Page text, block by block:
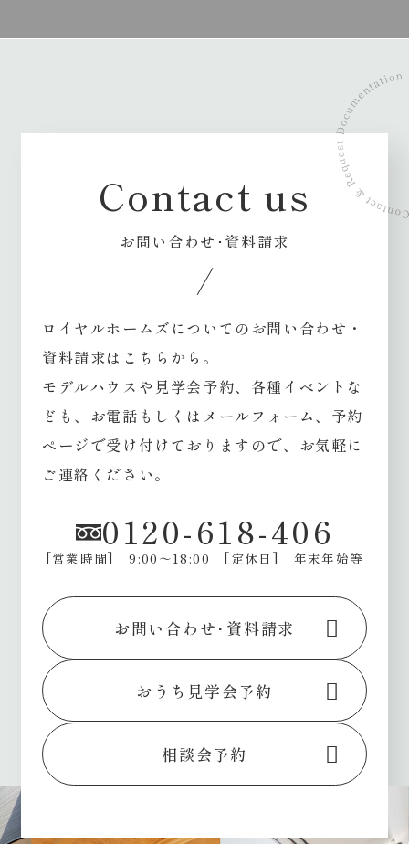
Contact us
お問い合わせ･資料請求
ロイヤルホームズについてのお問い合わせ・
資料請求はこちらから。
モデルハウスや見学会予約、各種イベントな
ども、 お電話もしくはメールフォーム、予約
ページで受け付けておりますので、お気軽に
ご連絡ください。
0120-618-406
[営業時間] 9:00～18:00 [定休日] 年末年始等
お問い合わせ･資料請求
おうち見学会予約
相談会予約